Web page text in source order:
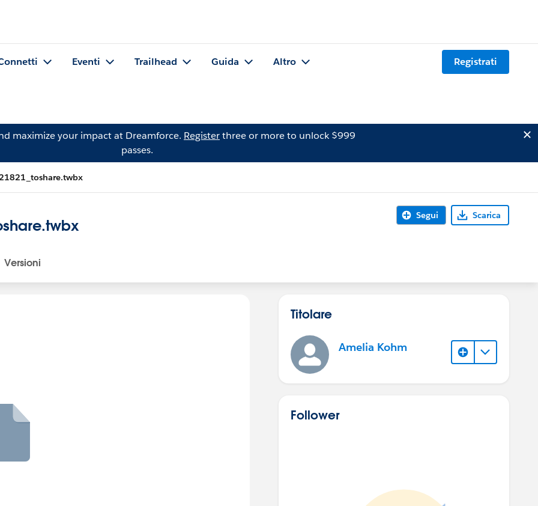
Eventi Trailhead Guida Altro Registrati
maximize your impact at Dreamforce. Registerthree or more to unlock $999
passes.
Segui Scarica
Versioni
Titolare
Amelia Kohm
Follower